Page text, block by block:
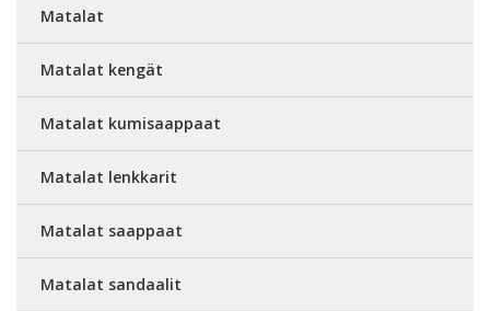
Matalat
Matalat kengät
Matalat kumisaappaat
Matalat lenkkarit
Matalat saappaat
Matalat sandaalit